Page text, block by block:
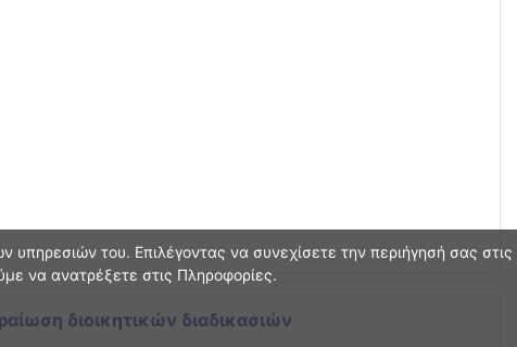
του. Επιλέγοντας να συνεχίσετε την περιήγησή σας στις
να ανατρέξετε στις Πληροφορίες.
διοικητικών διαδικασιών